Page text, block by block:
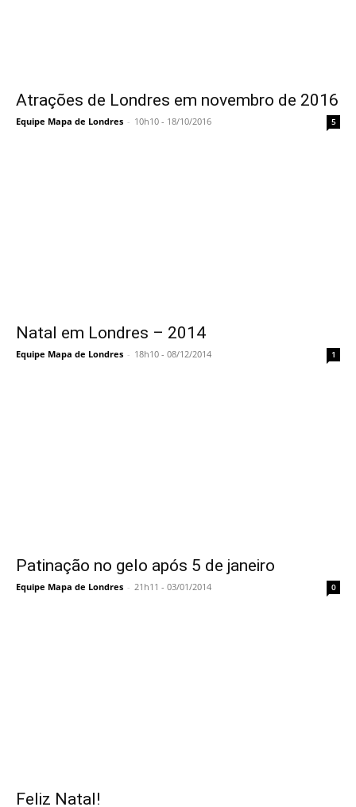
Atrações de Londres em novembro de 2016
Equipe Mapa de Londres - 10h10 - 18/10/2016 5
Natal em Londres – 2014
Equipe Mapa de Londres - 18h10 - 08/12/2014 1
Patinação no gelo após 5 de janeiro
Equipe Mapa de Londres - 21h11 - 03/01/2014 0
Feliz Natal!